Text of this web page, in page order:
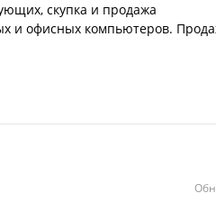
скупка и продажа
и офисных компьютеров.